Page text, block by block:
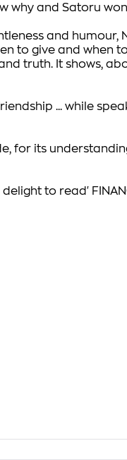
why and Satoru
and humour,
give and when to
truth. It shows,
... while
for its
delight to read'